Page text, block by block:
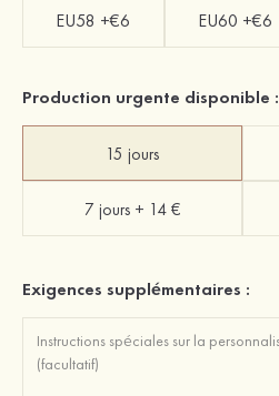
EU58 +€6 EU60 +€6
Production urgente disponible :
15 jours
7 jours + 14 €
Exigences supplémentaires :